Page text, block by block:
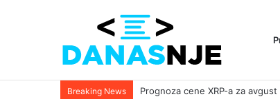
Breaking News